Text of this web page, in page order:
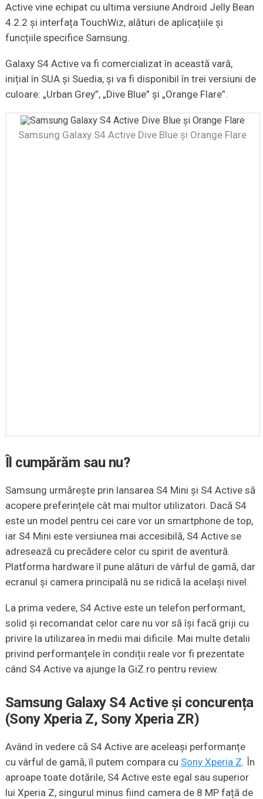
Active vine echipat cu ultima versiune Android Jelly Bean
4.2.2 și interfața TouchWiz, alături de aplicațiile și
funcțiile specifice Samsung.
Galaxy S4 Active va fi comercializat în această vară,
inițial în SUA și Suedia, și va fi disponibil în trei versiuni de
culoare: „Urban Grey”, „Dive Blue” și „Orange Flare”.
Samsung Galaxy S4 Active Dive Blue și Orange Flare
Îl cumpărăm sau nu?
Samsung urmărește prin lansarea S4 Mini și S4 Active să
acopere preferințele cât mai multor utilizatori. Dacă S4
este un model pentru cei care vor un smartphone de top,
iar S4 Mini este versiunea mai accesibilă, S4 Active se
adresează cu precădere celor cu spirit de aventură.
Platforma hardware îl pune alături de vârful de gamă, dar
ecranul și camera principală nu se ridică la același nivel.
La prima vedere, S4 Active este un telefon performant,
solid și recomandat celor care nu vor să își facă griji cu
privire la utilizarea în medii mai dificile. Mai multe detalii
privind performanțele în condiții reale vor fi prezentate
când S4 Active va ajunge la GiZ.ro pentru review.
Samsung Galaxy S4 Active și concurența
(Sony Xperia Z, Sony Xperia ZR)
Având în vedere că S4 Active are aceleași performanțe
cu vârful de gamă, îl putem compara cu Sony Xperia Z. În
aproape toate dotările, S4 Active este egal sau superior
lui Xperia Z, singurul minus fiind camera de 8 MP față de